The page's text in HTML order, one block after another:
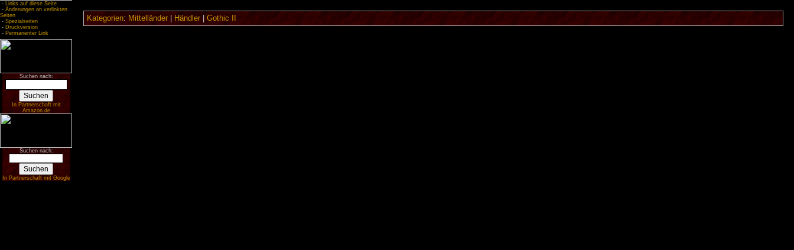
- Links auf diese Seite
- Änderungen an verlinkten
Seiten
- Spezialseiten
- Druckversion
- Permanenter Link
Suchen nach:
In Partnerschaft mit
Amazon.de
Suchen nach:
In Partnerschaft mit Google
Kategorien: Mittelländer| Händler| Gothic II